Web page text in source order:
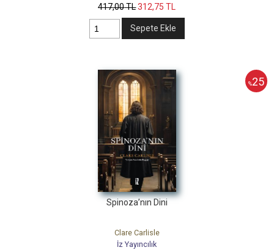
417,00TL312,75 TL
Sepete Ekle
%25
Spinoza’nın Dini
Clare Carlisle
İz Yayıncılık